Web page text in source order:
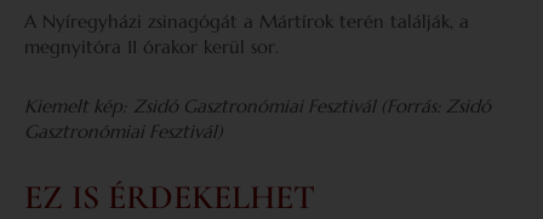
A Nyíregyházi zsinagógát a Mártírok terén találják, a
megnyitóra 11 órakor kerül sor.
Kiemelt kép: Zsidó Gasztronómiai Fesztivál (Forrás: Zsidó
Gasztronómiai Fesztivál)
EZ IS ÉRDEKELHET